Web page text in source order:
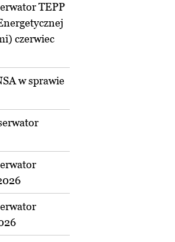
TEPP
czerwiec
w sprawie